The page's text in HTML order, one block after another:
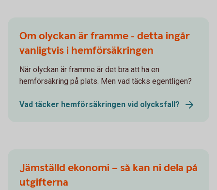
Om olyckan är framme - detta ingår
vanligtvis i hemförsäkringen
När olyckan är framme är det bra att ha en
hemförsäkring på plats. Men vad täcks egentligen?
Vad täcker hemförsäkringen vid olycksfall?
Jämställd ekonomi – så kan ni dela på
utgifterna